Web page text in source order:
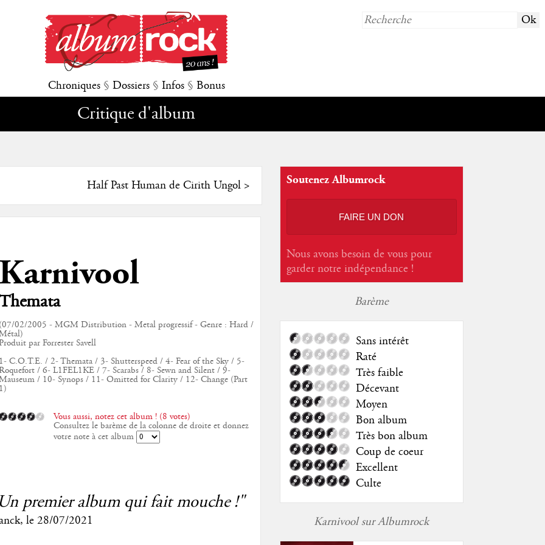
Chroniques § Dossiers § Infos § Bonus
Critique d'album
Half Past Human de Cirith Ungol>
02/2005 - MGM Distribution - Metal progressif - Genre : Hard /
par Forrester Savell
C.O.T.E. / 2- Themata / 3- Shutterspeed / 4- Fear of the Sky / 5-
/ 6- L1FEL1KE / 7- Scarabs / 8- Sewn and Silent / 9-
/ 10- Synops / 11- Omitted for Clarity / 12- Change (Part
Vous aussi, notez cet album ! (8 votes)
Consultez le barème de la colonne de droite et donnez
votre note à cet album
premier album qui fait mouche !"
, le 28/07/2021
Soutenez Albumrock
FAIRE UN DON
Nous avons besoin de vous pour
garder notre indépendance !
Barème
Sans intérêt
Raté
Très faible
Décevant
Moyen
Bon album
Très bon album
Coup de coeur
Excellent
Culte
Karnivool sur Albumrock